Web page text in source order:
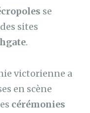
se
sites
.
victorienne a
en scène
cérémonies